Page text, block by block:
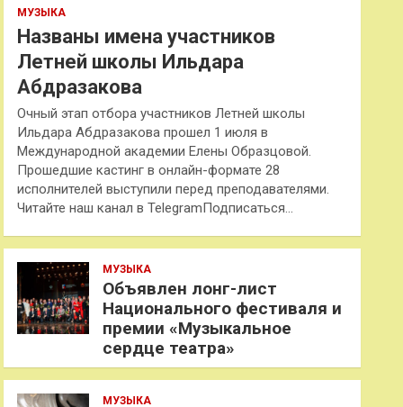
МУЗЫКА
Названы имена участников
Летней школы Ильдара
Абдразакова
Очный этап отбора участников Летней школы
Ильдара Абдразакова прошел 1 июля в
Международной академии Елены Образцовой.
Прошедшие кастинг в онлайн-формате 28
исполнителей выступили перед преподавателями.
Читайте наш канал в TelegramПодписаться…
МУЗЫКА
Объявлен лонг-лист
Национального фестиваля и
премии «Музыкальное
сердце театра»
МУЗЫКА